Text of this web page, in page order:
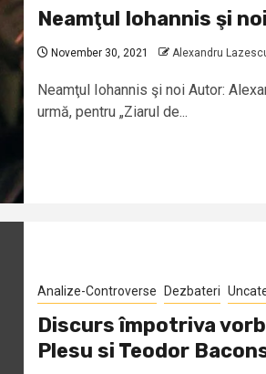
Neamţul Iohannis şi noi
November 30, 2021 Alexandru
Neamţul Iohannis şi noi Autor:
urmă, pentru „Ziarul de...
Analize-Controverse Dezbateri
Discurs împotriva
Plesu si Teodor